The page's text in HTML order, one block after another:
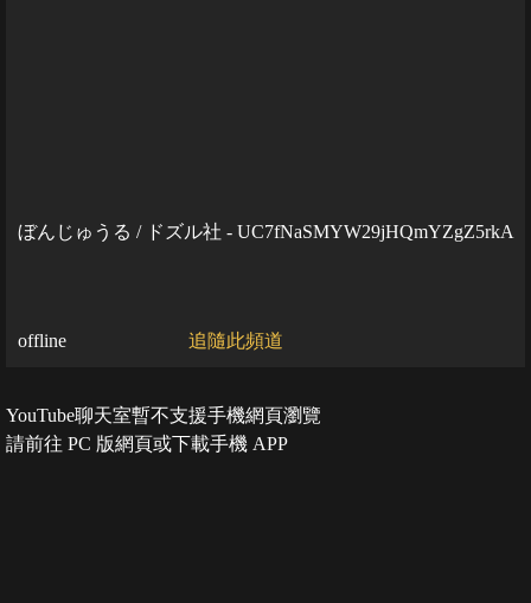
ぼんじゅうる / ドズル社 - UC7fNaSMYW29jHQmYZgZ5rkA
offline 追隨此頻道
YouTube聊天室暫不支援手機網頁瀏覽
請前往 PC 版網頁或下載手機 APP